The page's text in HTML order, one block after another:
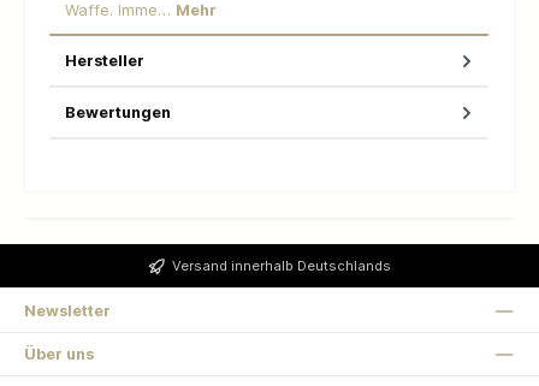
Waffe. Imme… Mehr
Hersteller
Bewertungen
Versand innerhalb Deutschlands
Newsletter
Über uns